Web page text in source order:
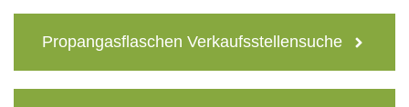
Propangasflaschen Verkaufsstellensuche